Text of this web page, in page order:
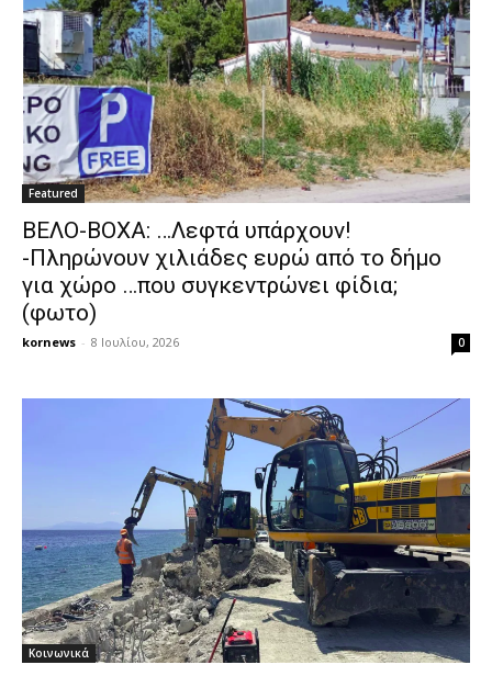
Featured
ΒΕΛΟ-ΒΟΧΑ: …Λεφτά υπάρχουν!
-Πληρώνουν χιλιάδες ευρώ από το δήμο
για χώρο …που συγκεντρώνει φίδια;
(φωτο)
kornews - 8 Ιουλίου, 2026 0
Κοινωνικά